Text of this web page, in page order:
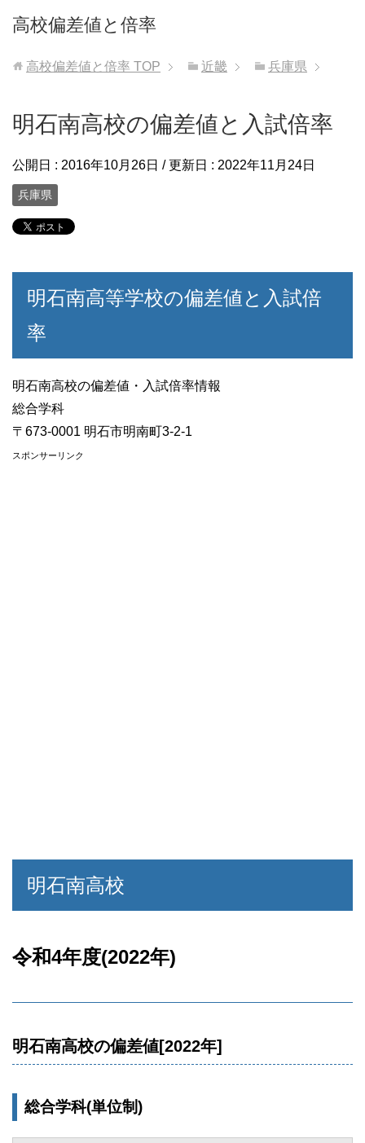
高校偏差値と倍率
高校偏差値と倍率 TOP 近畿 兵庫県
明石南高校の偏差値と入試倍率
公開日 : 2016年10月26日 / 更新日 : 2022年11月24日
兵庫県
明石南高等学校の偏差値と入試倍
率
明石南高校の偏差値・入試倍率情報
総合学科
〒673-0001 明石市明南町3-2-1
スポンサーリンク
明石南高校
令和4年度(2022年)
明石南高校の偏差値[2022年]
総合学科(単位制)